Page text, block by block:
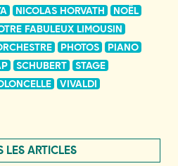
NICOLAS HORVATH
NOËL
FABULEUX LIMOUSIN
PHOTOS
PIANO
SCHUBERT
STAGE
VIVALDI
LES ARTICLES